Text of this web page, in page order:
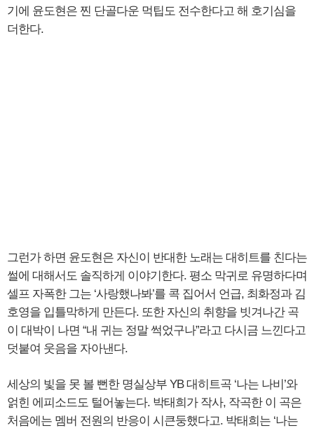
기에 윤도현은 찐 단골다운 먹팁도 전수한다고 해 호기심을
더한다.
그런가 하면 윤도현은 자신이 반대한 노래는 대히트를 친다는
썰에 대해서도 솔직하게 이야기한다. 평소 막귀로 유명하다며
셀프 자폭한 그는 ‘사랑했나봐’를 콕 집어서 언급, 최화정과 김
호영을 입틀막하게 만든다. 또한 자신의 취향을 빗겨나간 곡
이 대박이 나면 “내 귀는 정말 썩었구나”라고 다시금 느낀다고
덧붙여 웃음을 자아낸다.
세상의 빛을 못 볼 뻔한 명실상부 YB 대히트곡 ‘나는 나비’와
얽힌 에피소드도 털어놓는다. 박태희가 작사, 작곡한 이 곡은
처음에는 멤버 전원의 반응이 시큰둥했다고. 박태희는 ‘나는